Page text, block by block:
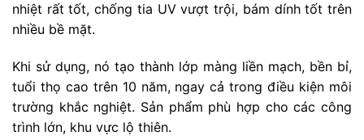
nhiệt rất tốt, chống tia UV vượt trội, bám dính tốt trên
nhiều bề mặt.
Khi sử dụng, nó tạo thành lớp màng liền mạch, bền bỉ,
tuổi thọ cao trên 10 năm, ngay cả trong điều kiện môi
trường khắc nghiệt. Sản phẩm phù hợp cho các công
trình lớn, khu vực lộ thiên.